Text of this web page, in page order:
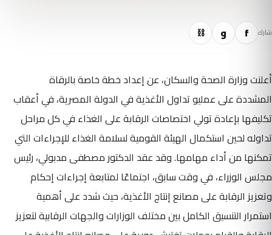
شارك f و ⛓
أعلنت وزارة الصحة والسكان، عن إعداد خطة خاصة بالرقاة
المشددة على عمليو تداول الأغذية في الدولة المصرية، في أعقاب
تكليفها بإعادة تولي اختصاصات الرقابة على الغذاء في كل مراحل
تداوله لحين استكمال الهيئة القومية لسلامة الغذاء للإجراءات التي
تمكنها من أداء مهامها. وقد عقد الدكتور مصطفى مدبولي، رئيس
مجلس الوزراء، في وقت سابق، اجتماعًا لمتابعة إجراءات إحكام
وتعزيز الرقابة على مصانع إنتاج الأغذية، حيث شدد على أهمية
استمرار التنسيق الكامل بين مختلف الوزارات والجهات الرقابية لتعزيز